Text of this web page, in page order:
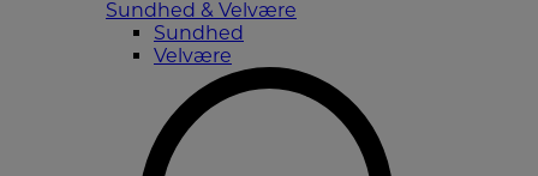
Sundhed & Velvære
Sundhed
Velvære